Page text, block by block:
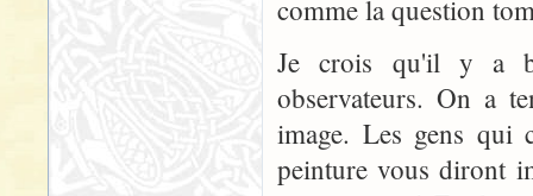
comme la question
Je crois qu'il y a
observateurs. On a
image. Les gens qui
peinture vous diront